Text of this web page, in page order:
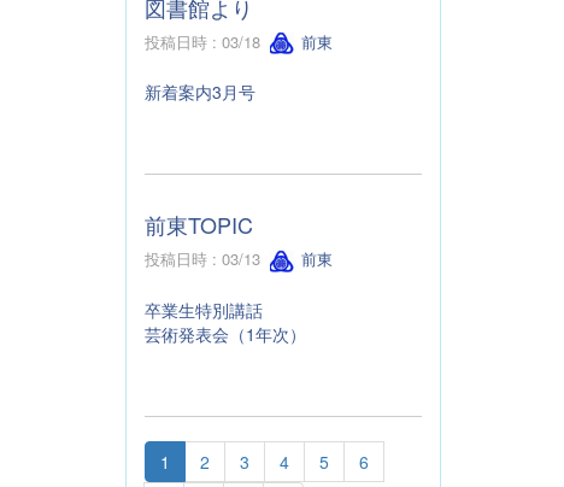
図書館より
投稿日時 : 03/18 前東
新着案内3月号
前東TOPIC
投稿日時 : 03/13 前東
卒業生特別講話
芸術発表会（1年次）
1 2 3 4 5
6